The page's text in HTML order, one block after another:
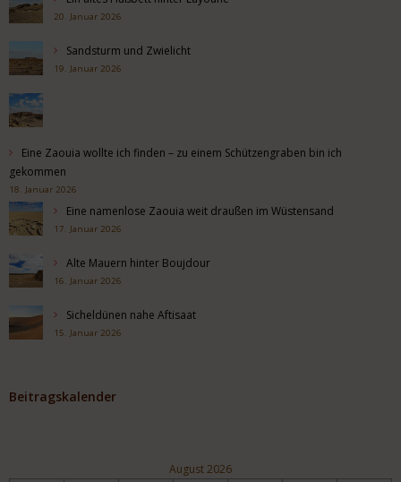
20. Januar 2026
Sandsturm und Zwielicht
19. Januar 2026
Eine Zaouia wollte ich finden – zu einem Schützengraben bin ich
gekommen
18. Januar 2026
Eine namenlose Zaouia weit draußen im Wüstensand
17. Januar 2026
Alte Mauern hinter Boujdour
16. Januar 2026
Sicheldünen nahe Aftisaat
15. Januar 2026
Beitragskalender
August 2026